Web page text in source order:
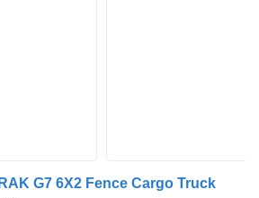
G7 6X2 Fence Cargo Truck